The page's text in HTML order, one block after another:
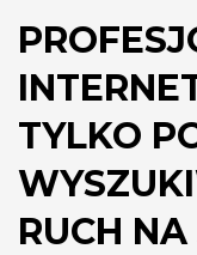
TYLKO
RUCH